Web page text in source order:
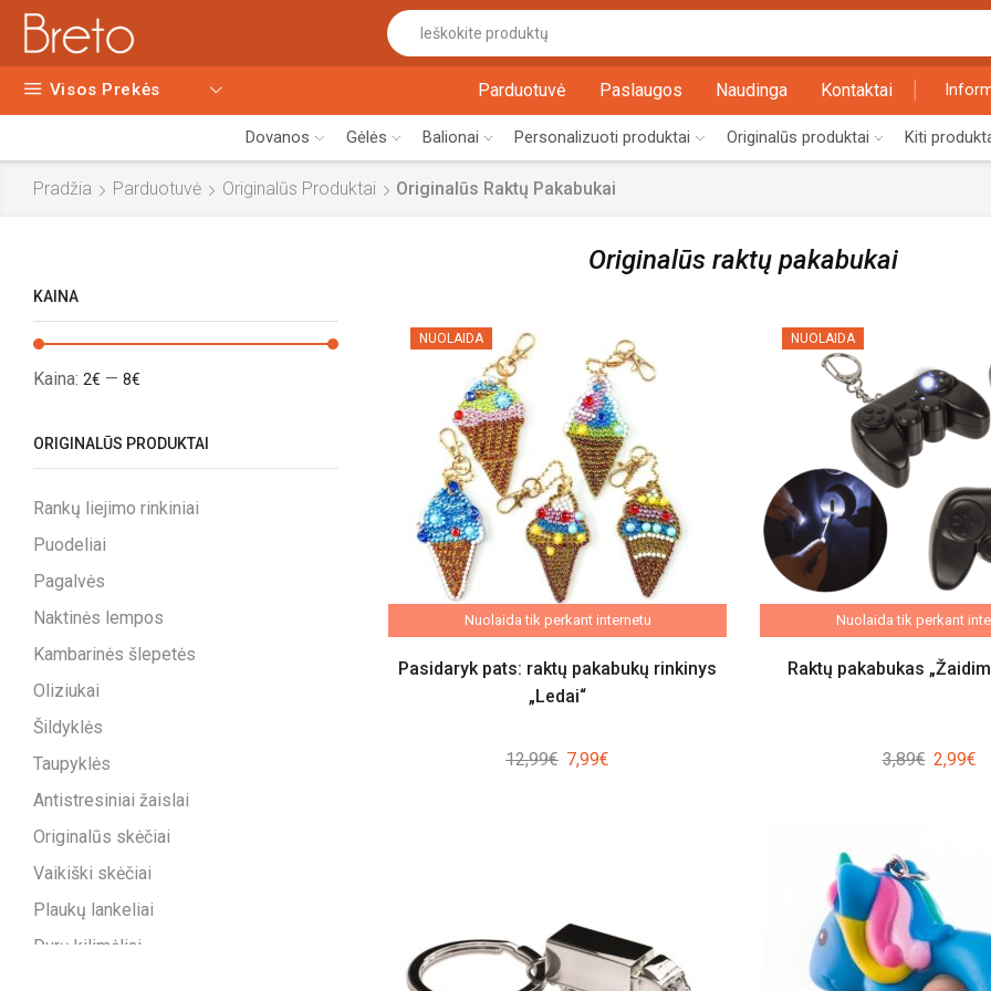
input
Visos Prekės Parduotuvė Paslaugos Naudinga Kontaktai
Dovanos Gėlės Balionai Personalizuoti produktai Originalūs produktai Kiti
Pradžia Parduotuvė Originalūs Produktai Originalūs Raktų Pakabukai
Originalūs raktų pakabukai
NUOLAIDA
Nuolaida tik perkant internetu
Pasidaryk pats: raktų pakabukų rinkinys
„Ledai“
12,99€ Original
7,99€
NUOLAIDA
Nuolaida tik perkant
Raktų pakabukas
3,89€ Original
2,99€
KAINA
Kaina: 2€ — 8€
ORIGINALŪS PRODUKTAI
Rankų liejimo rinkiniai
Puodeliai
Pagalvės
Naktinės lempos
Kambarinės šlepetės
Oliziukai
Šildyklės
Taupyklės
Antistresiniai žaislai
Originalūs skėčiai
Vaikiški skėčiai
Plaukų lankeliai
Durų kilimėliai